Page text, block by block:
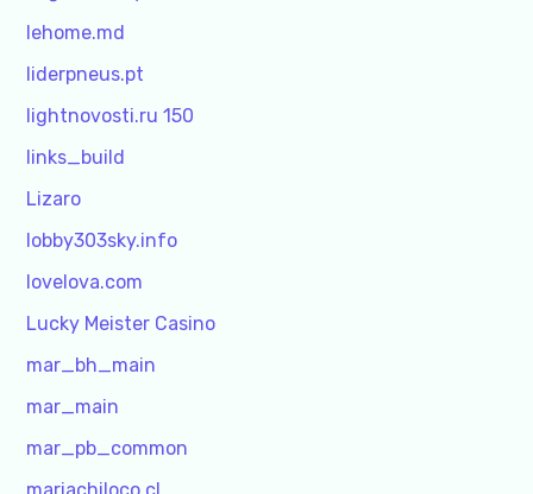
lehome.md
liderpneus.pt
lightnovosti.ru 150
links_build
Lizaro
lobby303sky.info
lovelova.com
Lucky Meister Casino
mar_bh_main
mar_main
mar_pb_common